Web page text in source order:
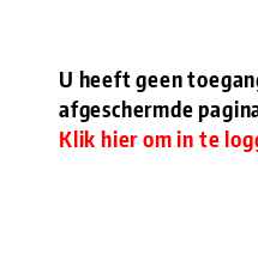
U heeft geen
afgeschermde
Klik hier om in te